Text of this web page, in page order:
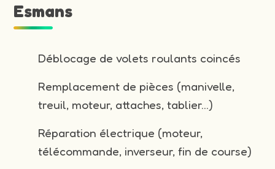
Esmans
Déblocage de volets roulants coincés
Remplacement de pièces (manivelle,
treuil, moteur, attaches, tablier…)
Réparation électrique (moteur,
télécommande, inverseur, fin de course)